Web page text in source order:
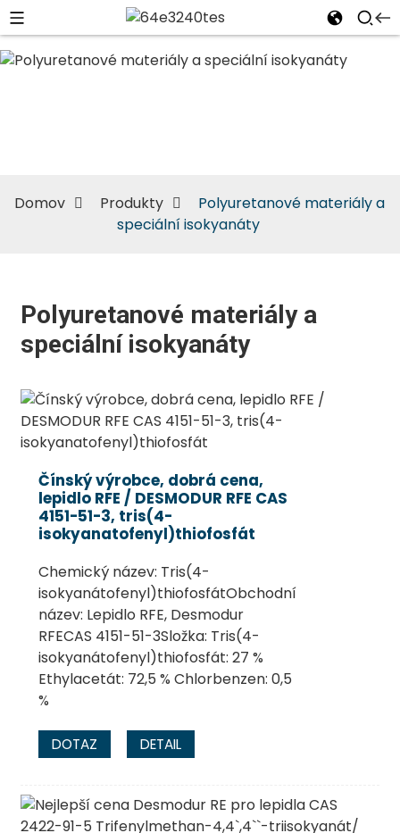
Polyuretanové
Domov Produkty
Polyuretanové materiály a
speciální isokyanáty
Polyuretanové materiály a
speciální isokyanáty
Čínský výrobce, dobrá cena,
lepidlo RFE / DESMODUR RFE CAS
4151-51-3, tris(4-
isokyanatofenyl)thiofosfát
Chemický název: Tris(4-
isokyanátofenyl)thiofosfátObchodní
název: Lepidlo RFE, Desmodur
RFECAS 4151-51-3Složka: Tris(4-
isokyanátofenyl)thiofosfát: 27 %
Ethylacetát: 72,5 % Chlorbenzen: 0,5
%
DOTAZ DETAIL